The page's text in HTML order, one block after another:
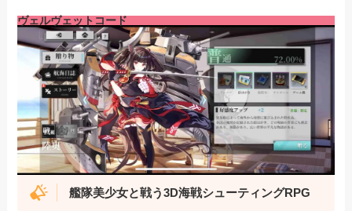
ヴェルヴェットコード
艦隊美少女と戦う3D海戦シューティングRPG